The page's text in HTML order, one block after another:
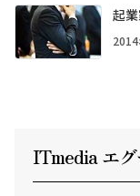
起業
ITmedia エ